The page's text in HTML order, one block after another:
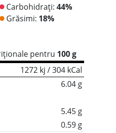
Carbohidrați: 44%
Grăsimi: 18%
pentru 100 g
1272 kj / 304 kCal
6.04 g
5.45 g
0.59 g